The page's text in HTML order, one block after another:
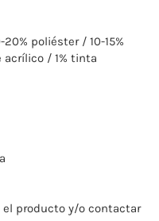
poliéster / 10-15%
/ 1% tinta
producto y/o contactar